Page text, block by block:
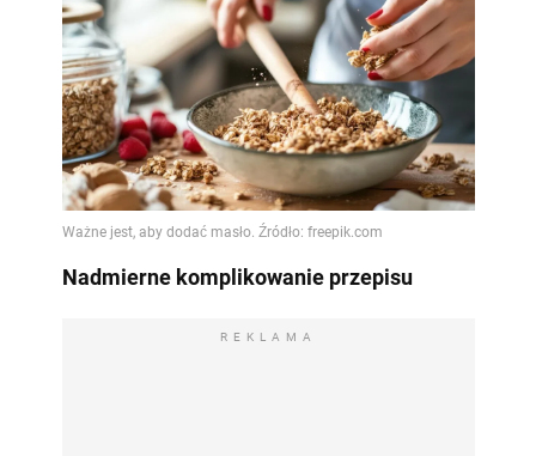
Nadmierne komplikowanie przepisu
REKLAMA